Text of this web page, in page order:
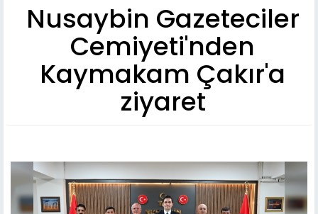
Nusaybin Gazeteciler
Cemiyeti'nden
Kaymakam Çakır'a
ziyaret